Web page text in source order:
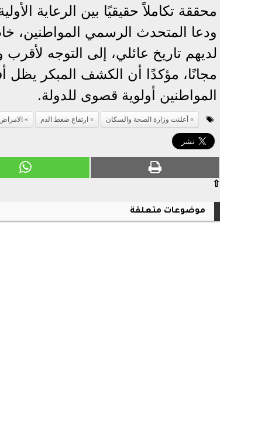
محققة تكاملاً حقيقيًا بين الرعاية
ودعا المتحدث الرسمي المواطنين،
لديهم تاريخ عائلي، إلى التوجه
مجانًا، مؤكدًا أن الكشف المبكر
المواطنين أولوية قصوى للدولة.
أعلنت وزارة الصحة والسكان ارتفاع ضغط الدم
⇧
موضوعات متعلقة